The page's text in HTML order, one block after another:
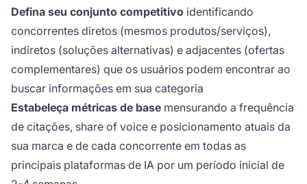
Defina seu conjunto competitivo identificando
concorrentes diretos (mesmos produtos/serviços),
indiretos (soluções alternativas) e adjacentes (ofertas
complementares) que os usuários podem encontrar ao
buscar informações em sua categoria
Estabeleça métricas de base mensurando a frequência
de citações, share of voice e posicionamento atuais da
sua marca e de cada concorrente em todas as
principais plataformas de IA por um período inicial de